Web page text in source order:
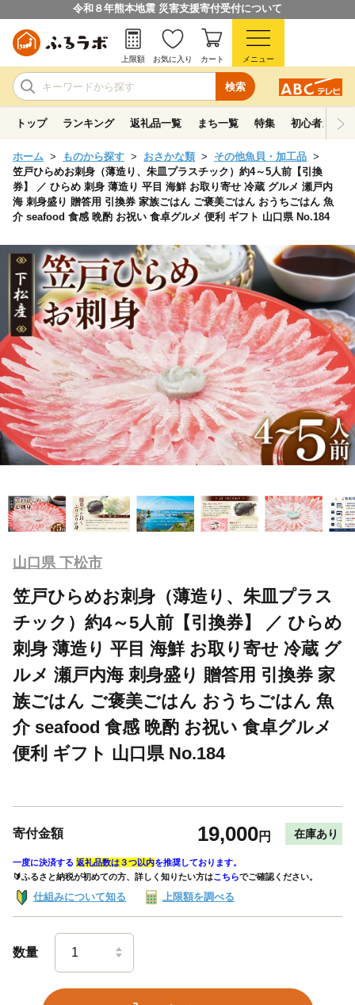
令和８年熊本地震 災害支援寄付受付について
検索
上限額 お気に入り カート メニュー
トップ ランキング 返礼品一覧 まち一覧 特集 初心者ガイド
ホーム ものから探す おさかな類
その他魚貝・加工品
笠戸ひらめお刺身（薄造り、朱皿プラスチック）約4～5人前【引換
券】 ／ ひらめ 刺身 薄造り 平目 海鮮 お取り寄せ 冷蔵 グルメ 瀬戸内
海 刺身盛り 贈答用 引換券 家族ごはん ご褒美ごはん おうちごはん 魚
介 seafood 食感 晩酌 お祝い 食卓グルメ 便利 ギフト 山口県 No.184
山口県 下松市
笠戸ひらめお刺身（薄造り、朱皿プラス
チック）約4～5人前【引換券】 ／ ひらめ
刺身 薄造り 平目 海鮮 お取り寄せ 冷蔵 グ
ルメ 瀬戸内海 刺身盛り 贈答用 引換券 家
族ごはん ご褒美ごはん おうちごはん 魚
介 seafood 食感 晩酌 お祝い 食卓グルメ
便利 ギフト 山口県 No.184
寄付金額 19,000円 在庫あり
一度に決済する 返礼品数は３つ以内を推奨しております。
🔰ふるさと納税が初めての方、詳しく知りたい方はこちらでご確認ください。
仕組みについて知る 上限額を調べる
数量